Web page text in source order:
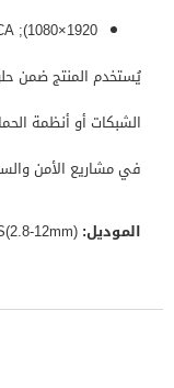
1920×1080); VCA
يُستخدم المنتج ضمن
الشبكات أو أنظمة
في مشاريع الأمن
الموديل: